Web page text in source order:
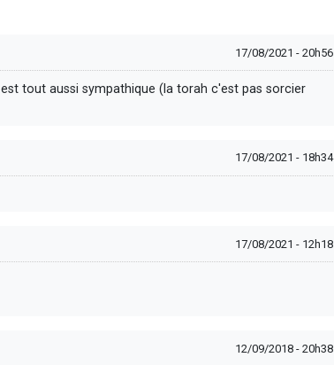
17/08/2021 - 20h56
est tout aussi sympathique (la torah c'est pas sorcier
17/08/2021 - 18h34
17/08/2021 - 12h18
12/09/2018 - 20h38